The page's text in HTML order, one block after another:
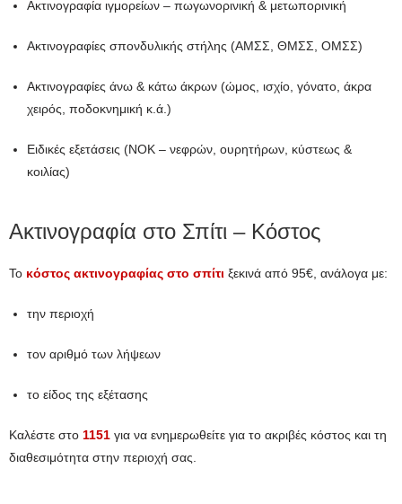
Ακτινογραφία ιγμορείων – πωγωνορινική & μετωπορινική
Ακτινογραφίες σπονδυλικής στήλης (ΑΜΣΣ, ΘΜΣΣ, ΟΜΣΣ)
Ακτινογραφίες άνω & κάτω άκρων (ώμος, ισχίο, γόνατο, άκρα
χειρός, ποδοκνημική κ.ά.)
Ειδικές εξετάσεις (ΝΟΚ – νεφρών, ουρητήρων, κύστεως &
κοιλίας)
Ακτινογραφία στο Σπίτι – Κόστος
Το κόστος ακτινογραφίας στο σπίτι ξεκινά από 95€, ανάλογα με:
την περιοχή
τον αριθμό των λήψεων
το είδος της εξέτασης
Καλέστε στο 1151 για να ενημερωθείτε για το ακριβές κόστος και τη
διαθεσιμότητα στην περιοχή σας.